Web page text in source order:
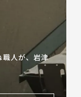
職人が、岩津